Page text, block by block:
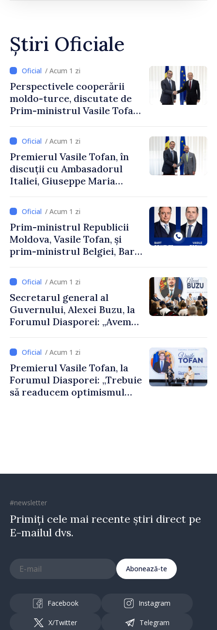
Știri Oficiale
/ Acum 1 zi
Perspectivele cooperării
moldo-turce, discutate de
Prim-ministrul Vasile Tofan
Uygar Mustafa Sertel
/ Acum 1 zi
Premierul Vasile Tofan, în
discuții cu Ambasadorul
Italiei, Giuseppe Maria
/ Acum 1 zi
Prim-ministrul Republicii
Moldova, Vasile Tofan, și
prim-ministrul Belgiei, Bart
despre parcursul european
al Republicii Moldova.
/ Acum 1 zi
Secretarul general al
Guvernului, Alexei Buzu, la
Forumul Diasporei: „Avem
dumneavoastră pentru a
construi comunități mai
puternice”
/ Acum 1 zi
Premierul Vasile Tofan, la
Forumul Diasporei: „Trebuie
să readucem optimismul
#newsletter
Primiți cele mai recente știri direct pe
E-mailul dvs.
Abonează-te
Facebook Instagram
X/Twitter Telegram